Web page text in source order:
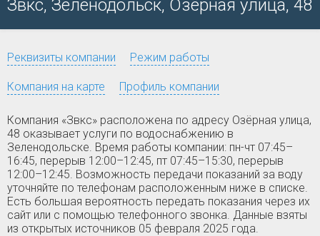
Звкс, Зеленодольск, Озёрная улица, 48
Реквизиты компании Режим работы
Компания на карте Профиль компании
Компания «Звкс» расположена по адресу Озёрная улица,
48 оказывает услуги по водоснабжению в
Зеленодольске. Время работы компании: пн-чт 07:45–
16:45, перерыв 12:00–12:45, пт 07:45–15:30, перерыв
12:00–12:45. Возможность передачи показаний за воду
уточняйте по телефонам расположенным ниже в списке.
Есть большая вероятность передать показания через их
сайт или с помощью телефонного звонка. Данные взяты
из открытых источников 05 февраля 2025 года.